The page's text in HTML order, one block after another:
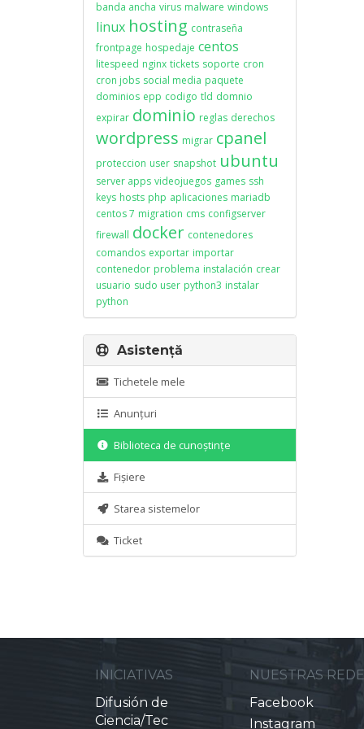
banda ancha virus malware windows
linux hosting contraseña
frontpage hospedaje centos
litespeed nginx tickets soporte cron
cron jobs social media paquete
dominios epp codigo tld domnio
expirar dominio reglas derechos
wordpress migrar cpanel
proteccion user snapshot ubuntu
server apps videojuegos games ssh
keys hosts php aplicaciones mariadb
centos 7 migration cms configserver
firewall docker contenedores
comandos exportar importar
contenedor problema instalación crear
usuario sudo user python3 instalar
python
Asistență
Tichetele mele
Anunțuri
Biblioteca de cunoștințe
Fișiere
Starea sistemelor
Ticket
INICIATIVAS
Difusión de
Ciencia/Tec
NUESTRAS
Facebook
Instagram